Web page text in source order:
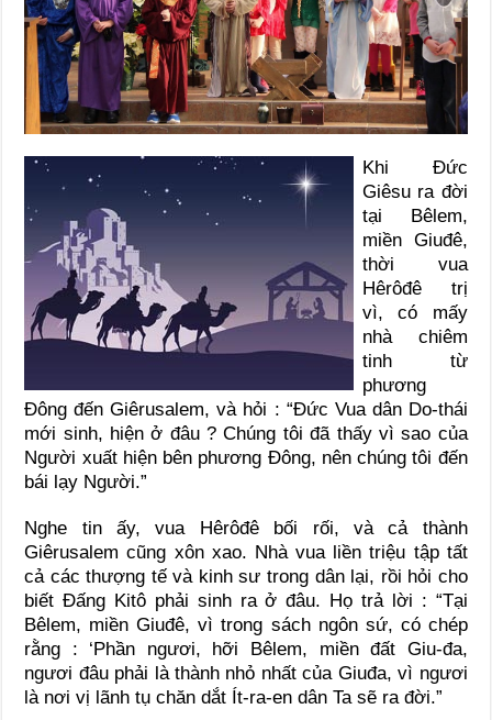
Khi Đức
Giêsu ra đời
tại Bêlem,
miền Giuđê,
thời vua
Hêrôđê trị
vì, có mấy
nhà chiêm
tinh từ
phương
Đông đến Giêrusalem, và hỏi : “Đức Vua dân Do-thái
mới sinh, hiện ở đâu ? Chúng tôi đã thấy vì sao của
Người xuất hiện bên phương Đông, nên chúng tôi đến
bái lạy Người.”
Nghe tin ấy, vua Hêrôđê bối rối, và cả thành
Giêrusalem cũng xôn xao. Nhà vua liền triệu tập tất
cả các thượng tế và kinh sư trong dân lại, rồi hỏi cho
biết Đấng Kitô phải sinh ra ở đâu. Họ trả lời : “Tại
Bêlem, miền Giuđê, vì trong sách ngôn sứ, có chép
rằng : ‘Phần ngươi, hỡi Bêlem, miền đất Giu-đa,
ngươi đâu phải là thành nhỏ nhất của Giuđa, vì ngươi
là nơi vị lãnh tụ chăn dắt Ít-ra-en dân Ta sẽ ra đời.”